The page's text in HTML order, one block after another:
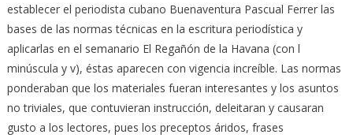
establecer el periodista cubano Buenaventura Pascual Ferrer las
bases de las normas técnicas en la escritura periodística y
aplicarlas en el semanario El Regañón de la Havana (con l
minúscula y v), éstas aparecen con vigencia increíble. Las normas
ponderaban que los materiales fueran interesantes y los asuntos
no triviales, que contuvieran instrucción, deleitaran y causaran
gusto a los lectores, pues los preceptos áridos, frases